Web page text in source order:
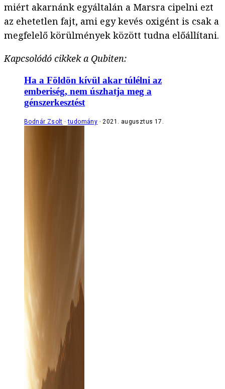
miért akarnánk egyáltalán a Marsra cipelni ezt
az ehetetlen fajt, ami egy kevés oxigént is csak a
megfelelő körülmények között tudna előállítani.
Kapcsolódó cikkek a Qubiten:
Ha a Földön kívül akar túlélni az
emberiség, nem úszhatja meg a
génszerkesztést
Bodnár Zsolt tudomány 2021. augusztus 17.